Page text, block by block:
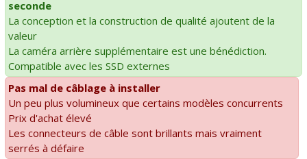
seconde
La conception et la construction de qualité ajoutent de la
valeur
La caméra arrière supplémentaire est une bénédiction.
Compatible avec les SSD externes
Pas mal de câblage à installer
Un peu plus volumineux que certains modèles concurrents
Prix d'achat élevé
Les connecteurs de câble sont brillants mais vraiment
serrés à défaire